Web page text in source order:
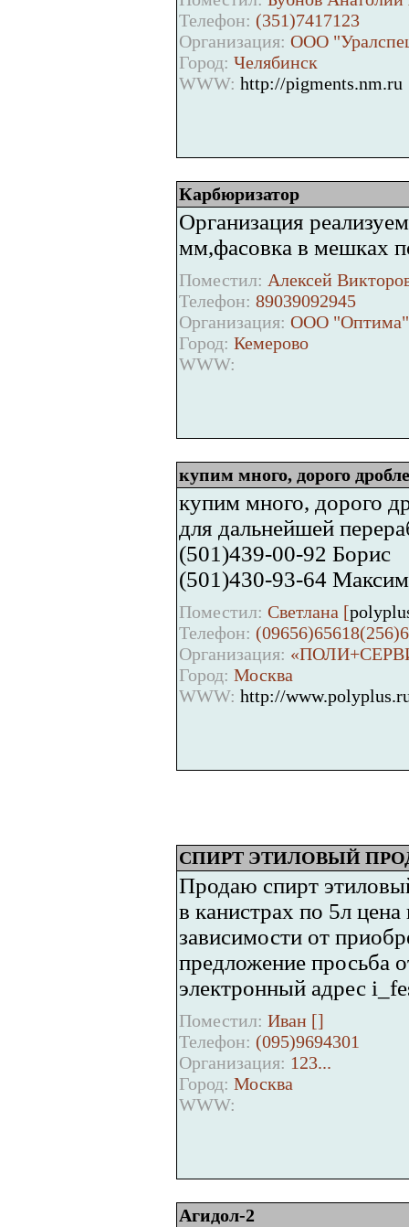
Телефон: (351)7417123
Организация: ООО
Город: Челябинск
WWW: http://pigments.nm.ru
Карбюризатор
Организация
мм,фасовка в мешках
Поместил: Алексей
Телефон: 89039092945
Организация: ООО "Оптима"
Город: Кемерово
WWW:
купим много, дорого
купим много, дорого
для дальнейшей
(501)439-00-92 Борис
(501)430-93-64 Максим
Поместил: Светлана [
Телефон:
Организация:
Город: Москва
WWW: http://
СПИРТ ЭТИЛОВЫЙ
Продаю спирт
в канистрах по 5л
зависимости от
предложение просьба
электронный адрес
Поместил: Иван []
Телефон: (095)9694301
Организация: 123...
Город: Москва
WWW:
Агидол-2